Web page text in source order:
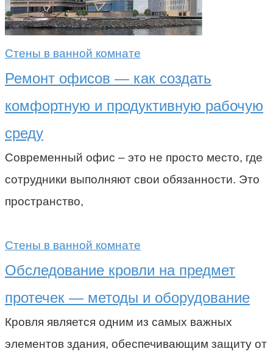
Стены в ванной комнате
Ремонт офисов — как создать
комфортную и продуктивную рабочую
среду
Современный офис – это не просто место, где
сотрудники выполняют свои обязанности. Это
пространство,
Стены в ванной комнате
Обследование кровли на предмет
протечек — методы и оборудование
Кровля является одним из самых важных
элементов здания, обеспечивающим защиту от